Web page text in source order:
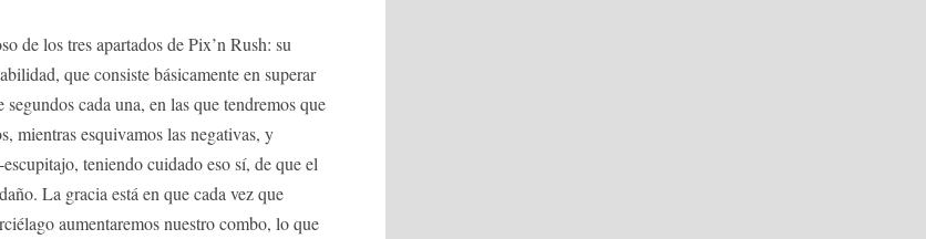
de los tres apartados de Pix’n Rush: su
que consiste básicamente en superar
cada una, en las que tendremos que
mientras esquivamos las negativas, y
teniendo cuidado eso sí, de que el
La gracia está en que cada vez que
aumentaremos nuestro combo, lo que